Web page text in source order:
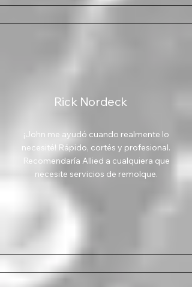
Rick Nordeck
¡John me ayudó cuando realmente lo
necesité! Rápido, cortés y profesional.
Recomendaría Allied a cualquiera que
necesite servicios de remolque.